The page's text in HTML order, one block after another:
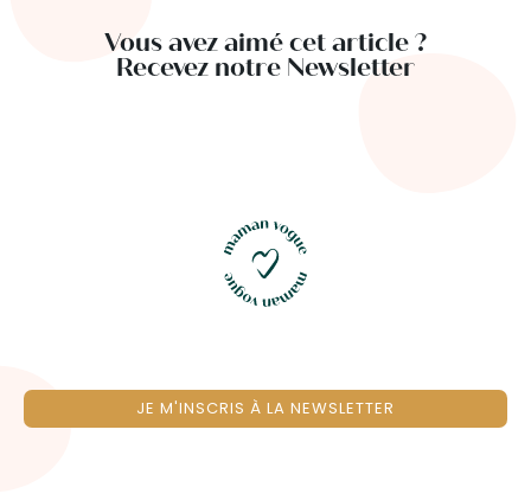
Vous avez aimé cet article ?
Recevez notre Newsletter
JE M'INSCRIS À LA NEWSLETTER